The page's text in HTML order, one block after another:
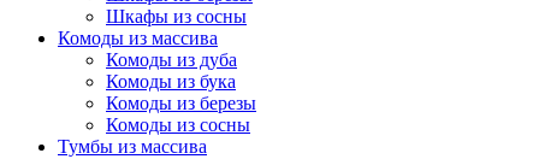
Шкафы из сосны
Комоды из массива
Комоды из дуба
Комоды из бука
Комоды из березы
Комоды из сосны
Тумбы из массива